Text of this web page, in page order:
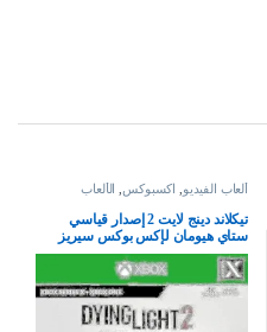
ألعاب الفيديو اكسبوكس الألعاب
تيكلاند دينج لايت 2 إصدار قياسي
ستاي هيومان لإكس بوكس سيريز
إكس بوكس وان